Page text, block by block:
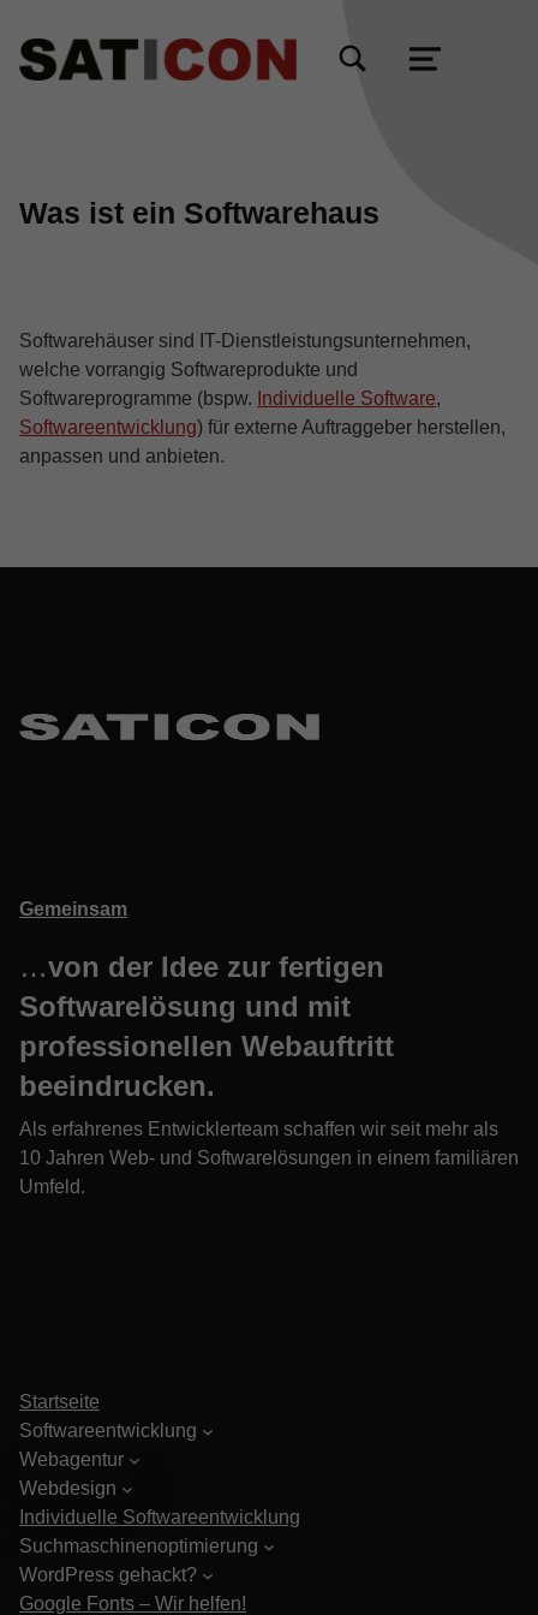
TOGGLE SEARCH FORM MODAL BOX
MENU
Was ist ein Softwarehaus
Softwarehäuser sind IT-Dienstleistungsunternehmen,
welche vorrangig Softwareprodukte und
Softwareprogramme (bspw. Individuelle Software,
Softwareentwicklung) für externe Auftraggeber herstellen,
anpassen und anbieten.
Gemeinsam
…von der Idee zur fertigen
Softwarelösung und mit
professionellen Webauftritt
beeindrucken.
Als erfahrenes Entwicklerteam schaffen wir seit mehr als
10 Jahren Web- und Softwarelösungen in einem familiären
Umfeld.
Startseite
Softwareentwicklung
Webagentur
Webdesign
Individuelle Softwareentwicklung
Suchmaschinenoptimierung
WordPress gehackt?
Google Fonts – Wir helfen!